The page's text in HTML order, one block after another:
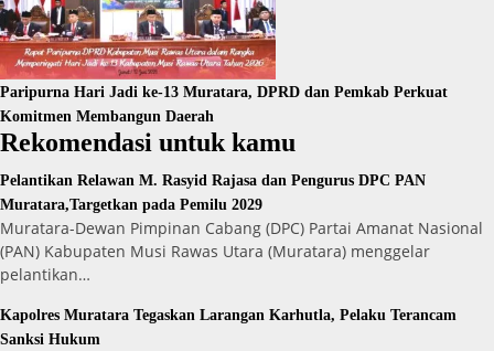
Paripurna Hari Jadi ke-13 Muratara, DPRD dan Pemkab Perkuat
Komitmen Membangun Daerah
Rekomendasi untuk kamu
Pelantikan Relawan M. Rasyid Rajasa dan Pengurus DPC PAN
Muratara,Targetkan pada Pemilu 2029
Muratara-Dewan Pimpinan Cabang (DPC) Partai Amanat Nasional
(PAN) Kabupaten Musi Rawas Utara (Muratara) menggelar
pelantikan…
Kapolres Muratara Tegaskan Larangan Karhutla, Pelaku Terancam
Sanksi Hukum